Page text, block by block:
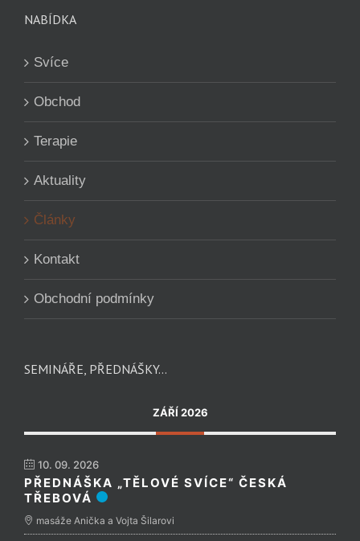
NABÍDKA
Svíce
Obchod
Terapie
Aktuality
Články
Kontakt
Obchodní podmínky
SEMINÁŘE, PŘEDNÁŠKY…
ZÁŘÍ 2026
10. 09. 2026
PŘEDNÁŠKA „TĚLOVÉ SVÍCE“ ČESKÁ
TŘEBOVÁ
masáže Anička a Vojta Šilarovi